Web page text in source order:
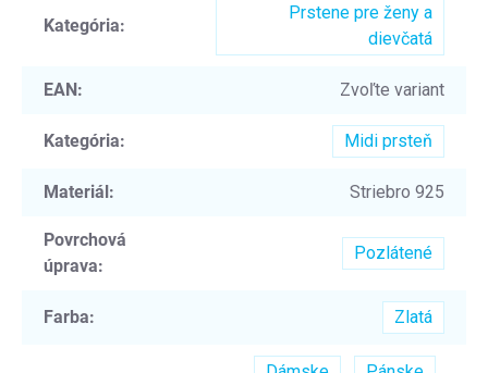
Kategória:
Prstene pre ženy a
dievčatá
EAN: Zvoľte variant
Kategória: Midi prsteň
Materiál: Striebro 925
Povrchová
úprava:
Pozlátené
Farba: Zlatá